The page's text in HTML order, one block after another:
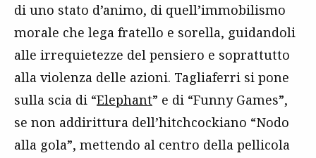
di uno stato d’animo, di quell’immobilismo
morale che lega fratello e sorella, guidandoli
alle irrequietezze del pensiero e soprattutto
alla violenza delle azioni. Tagliaferri si pone
sulla scia di “Elephant” e di “Funny Games”,
se non addirittura dell’hitchcockiano “Nodo
alla gola”, mettendo al centro della pellicola